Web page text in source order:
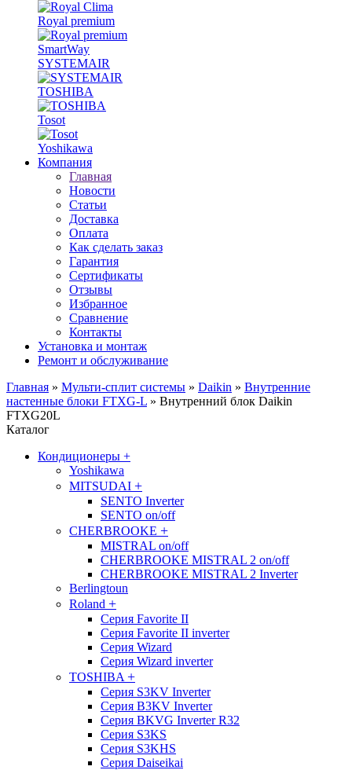
Royal premium
SmartWay
SYSTEMAIR
TOSHIBA
Tosot
Yoshikawa
Компания
Главная
Новости
Статьи
Доставка
Оплата
Как сделать заказ
Гарантия
Сертификаты
Отзывы
Избранное
Сравнение
Контакты
Установка и монтаж
Ремонт и обслуживание
Главная » Мульти-сплит системы » Daikin » Внутренние
настенные блоки FTXG-L » Внутренний блок Daikin
FTXG20L
Каталог
Кондиционеры +
Yoshikawa
MITSUDAI +
SENTO Inverter
SENTO on/off
CHERBROOKE +
MISTRAL on/off
CHERBROOKE MISTRAL 2 on/off
CHERBROOKE MISTRAL 2 Inverter
Berlingtoun
Roland +
Серия Favorite II
Серия Favorite II inverter
Серия Wizard
Серия Wizard inverter
TOSHIBA +
Серия S3KV Inverter
Серия B3KV Inverter
Серия BKVG Inverter R32
Серия S3KS
Серия S3KHS
Серия Daiseikai